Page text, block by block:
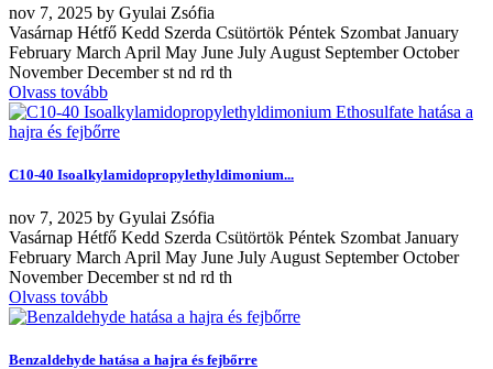
nov 7, 2025 by Gyulai Zsófia
Vasárnap Hétfő Kedd Szerda Csütörtök Péntek Szombat January
February March April May June July August September October
November December st nd rd th
Olvass tovább
C10-40 Isoalkylamidopropylethyldimonium...
nov 7, 2025 by Gyulai Zsófia
Vasárnap Hétfő Kedd Szerda Csütörtök Péntek Szombat January
February March April May June July August September October
November December st nd rd th
Olvass tovább
Benzaldehyde hatása a hajra és fejbőrre